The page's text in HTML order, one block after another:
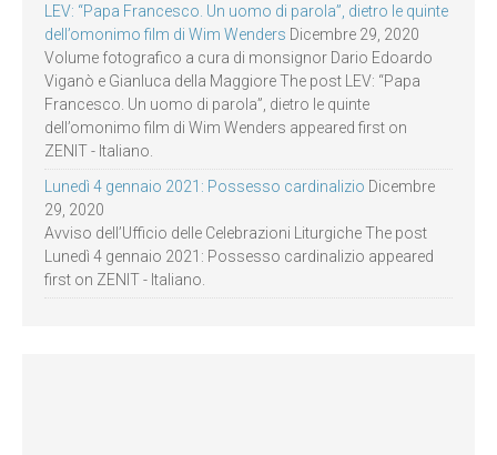
LEV: “Papa Francesco. Un uomo di parola”, dietro le quinte
dell’omonimo film di Wim Wenders Dicembre 29, 2020
Volume fotografico a cura di monsignor Dario Edoardo
Viganò e Gianluca della Maggiore The post LEV: “Papa
Francesco. Un uomo di parola”, dietro le quinte
dell’omonimo film di Wim Wenders appeared first on
ZENIT - Italiano.
Lunedì 4 gennaio 2021: Possesso cardinalizio Dicembre
29, 2020
Avviso dell’Ufficio delle Celebrazioni Liturgiche The post
Lunedì 4 gennaio 2021: Possesso cardinalizio appeared
first on ZENIT - Italiano.